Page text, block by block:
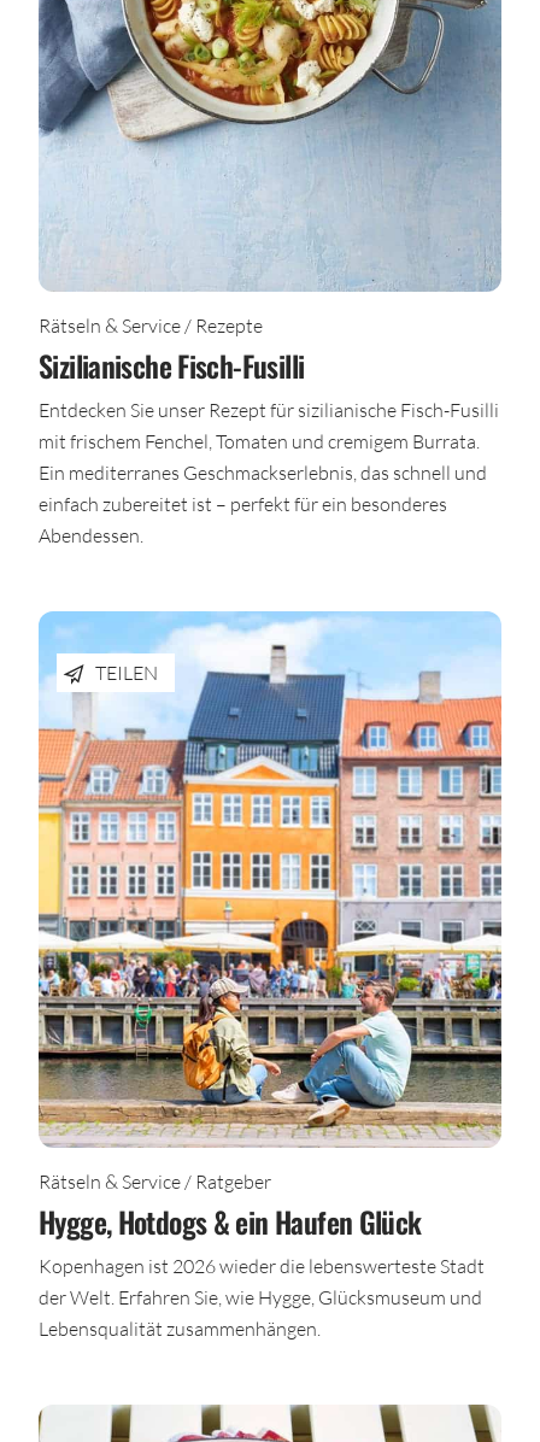
Rätseln & Service / Rezepte
Sizilianische Fisch-Fusilli
Entdecken Sie unser Rezept für sizilianische Fisch-Fusilli
mit frischem Fenchel, Tomaten und cremigem Burrata.
Ein mediterranes Geschmackserlebnis, das schnell und
einfach zubereitet ist – perfekt für ein besonderes
Abendessen.
TEILEN
Rätseln & Service / Ratgeber
Hygge, Hotdogs & ein Haufen Glück
Kopenhagen ist 2026 wieder die lebenswerteste Stadt
der Welt. Erfahren Sie, wie Hygge, Glücksmuseum und
Lebensqualität zusammenhängen.